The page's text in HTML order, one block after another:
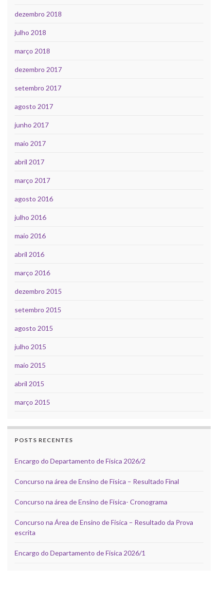
dezembro 2018
julho 2018
março 2018
dezembro 2017
setembro 2017
agosto 2017
junho 2017
maio 2017
abril 2017
março 2017
agosto 2016
julho 2016
maio 2016
abril 2016
março 2016
dezembro 2015
setembro 2015
agosto 2015
julho 2015
maio 2015
abril 2015
março 2015
POSTS RECENTES
Encargo do Departamento de Física 2026/2
Concurso na área de Ensino de Física – Resultado Final
Concurso na área de Ensino de Física- Cronograma
Concurso na Área de Ensino de Física – Resultado da Prova
escrita
Encargo do Departamento de Física 2026/1